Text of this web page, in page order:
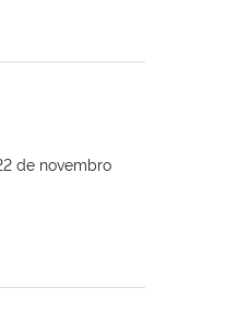
de novembro